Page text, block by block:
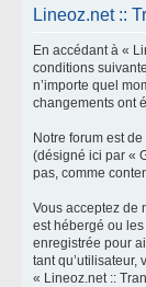
Lineoz.net ::
En accédant à «
conditions
n’importe quel
changements ont
Notre forum est
(désigné ici par «
pas, comme
Vous acceptez de
est hébergé ou
enregistrée pour
tant
« Lineoz.net ::